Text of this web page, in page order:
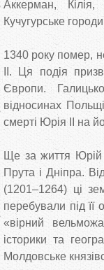
Аккерман,
Кучугурське
1340 року помер,
II. Ця подія
Європи.
відносинах
смерті Юрія II на
Ще за життя Юрій
Прута і Дніпра.
(1201–1264) ці
перебували під її
«вірний
історики та
Молдовське